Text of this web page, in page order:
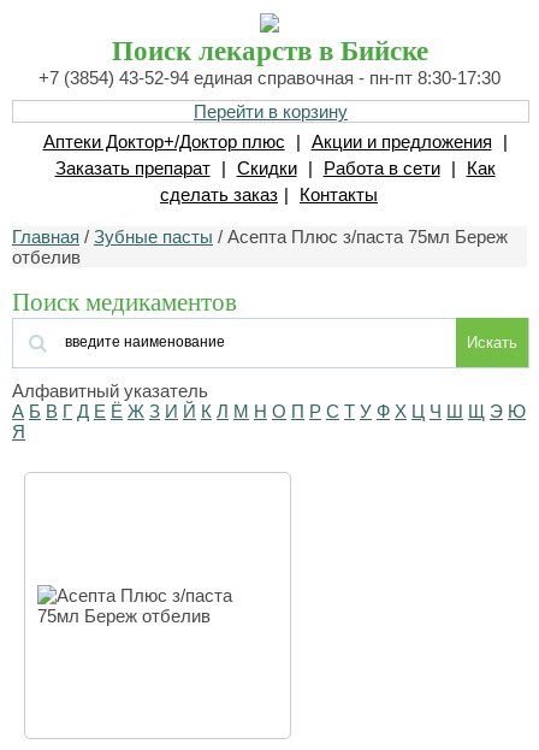
Поиск лекарств в Бийске
+7 (3854) 43-52-94 единая справочная - пн-пт 8:30-17:30
Перейти в корзину
Аптеки Доктор+/Доктор плюс
| Акции и предложения
|
Заказать препарат
| Скидки | Работа в сети |
Как
сделать заказ | Контакты
Главная / Зубные пасты / Асепта Плюс з/паста 75мл Береж
отбелив
Поиск медикаментов
Искать
Алфавитный указатель
А Б В Г Д Е Ё Ж З И Й К Л М Н О П Р С Т У Ф Х Ц Ч Ш Щ Э Ю
Я